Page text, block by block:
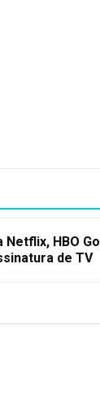
HBO Go
de TV